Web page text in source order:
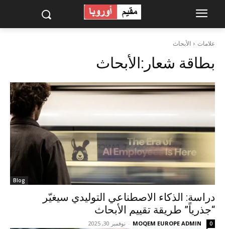
علامات الأبحاث
بطاقة شعار:الأبحاث
Blog
دراسة: الذكاء الاصطناعي التوليدي سيغيّر
“جذرياً” طريقة تقييم الأبحاث
MOQEM EUROPE ADMIN
- نوفمبر 30, 2025 0